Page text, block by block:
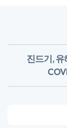
진드기,